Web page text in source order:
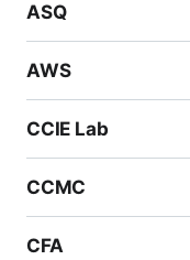
ASQ
AWS
CCIE Lab
CCMC
CFA